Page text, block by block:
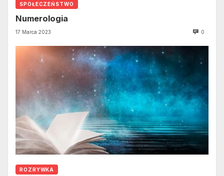
SPOŁECZEŃSTWO
Numerologia
17 Marca 2023 0
ROZRYWKA